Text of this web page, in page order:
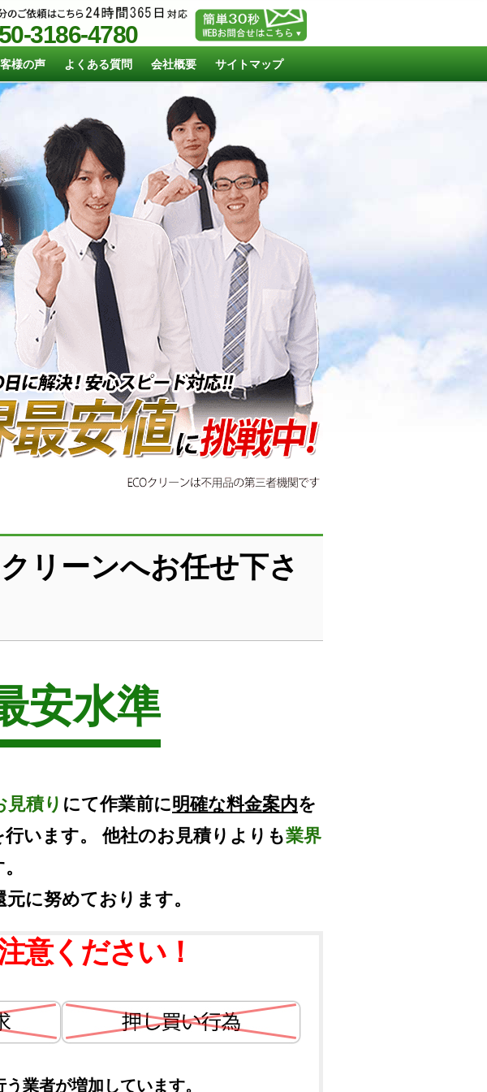
3186-4780
様の声 よくある質問 会社概要 サイトマップ
リーンへお任せ下さ
安水準
見積り にて作業前に明確な料金案内を
います。 他社のお見積りよりも業界
に努めております。
意ください！
業者が増加しています。